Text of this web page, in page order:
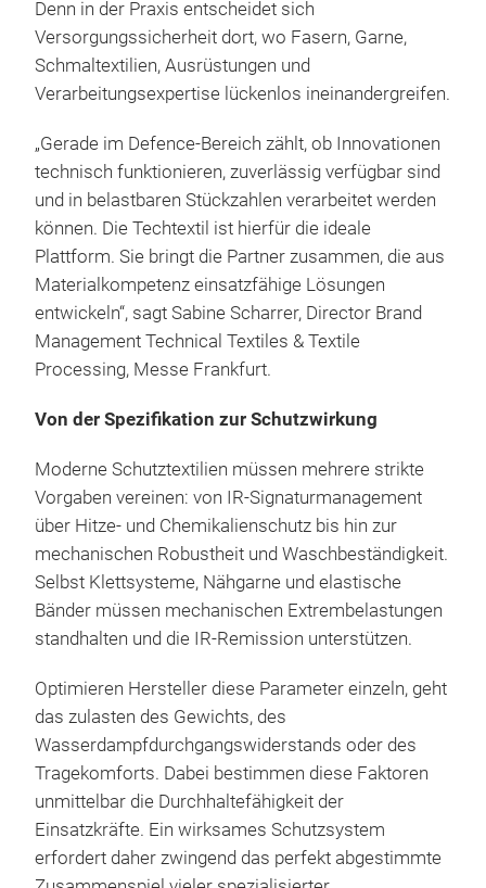
Denn in der Praxis entscheidet sich
Versorgungssicherheit dort, wo Fasern, Garne,
Schmaltextilien, Ausrüstungen und
Verarbeitungsexpertise lückenlos ineinandergreifen.
„Gerade im Defence-Bereich zählt, ob Innovationen
technisch funktionieren, zuverlässig verfügbar sind
und in belastbaren Stückzahlen verarbeitet werden
können. Die Techtextil ist hierfür die ideale
Plattform. Sie bringt die Partner zusammen, die aus
Materialkompetenz einsatzfähige Lösungen
entwickeln“, sagt Sabine Scharrer, Director Brand
Management Technical Textiles & Textile
Processing, Messe Frankfurt.
Von der Spezifikation zur Schutzwirkung
Moderne Schutztextilien müssen mehrere strikte
Vorgaben vereinen: von IR-Signaturmanagement
über Hitze- und Chemikalienschutz bis hin zur
mechanischen Robustheit und Waschbeständigkeit.
Selbst Klettsysteme, Nähgarne und elastische
Bänder müssen mechanischen Extrembelastungen
standhalten und die IR-Remission unterstützen.
Optimieren Hersteller diese Parameter einzeln, geht
das zulasten des Gewichts, des
Wasserdampfdurchgangswiderstands oder des
Tragekomforts. Dabei bestimmen diese Faktoren
unmittelbar die Durchhaltefähigkeit der
Einsatzkräfte. Ein wirksames Schutzsystem
erfordert daher zwingend das perfekt abgestimmte